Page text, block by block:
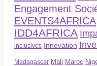
Engagement
EVENTS4AFRICA
IDD4AFRICA
inclusives Innovation
Madagascar Mali Maroc